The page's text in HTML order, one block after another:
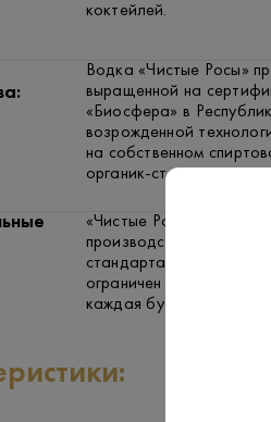
коктейлей.
Водка «Чистые Росы»
выращенной на
«Биосфера» в
возрожденной
на собственном
органик-стандартам.
«Чистые Росы» —
производства которой
стандартам России,
ограничен
каждая бутылка имеет